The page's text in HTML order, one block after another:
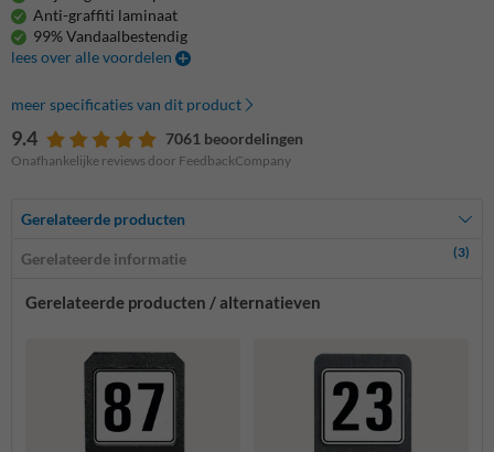
Anti-graffiti laminaat
99% Vandaalbestendig
lees over alle voordelen
meer specificaties van dit product
9.4 7061 beoordelingen
Onafhankelijke reviews door FeedbackCompany
Gerelateerde producten
Gerelateerde informatie (3)
Gerelateerde producten / alternatieven